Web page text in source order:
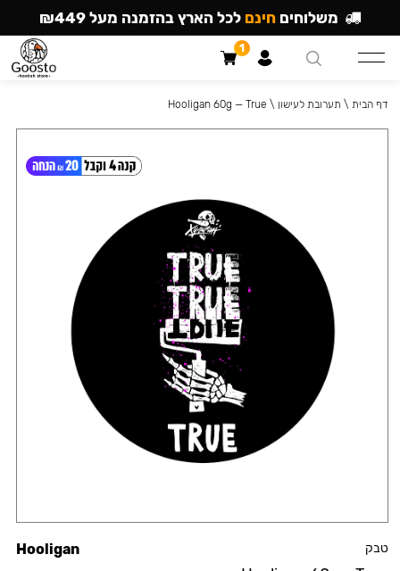
טבק Hooligan
דף הבית \ תערובת לעישון \
Hooligan 60g — True
משלוחים חינם לכל הארץ בהזמנה מעל ₪449
1